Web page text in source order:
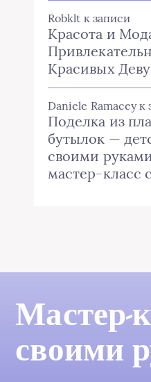
Robklt к записи
Красота и
Красивых
Daniele Ramaceyк
Поделка из
бутылок —
своими
мастер-класс
Мастер-
своими